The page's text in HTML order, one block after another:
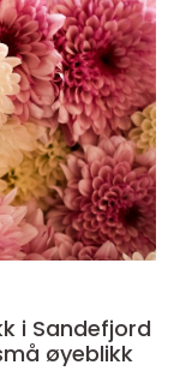
i Sandefjord
øyeblikk